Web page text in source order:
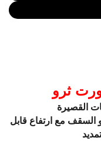
ثرو
القصيرة
مع ارتفاع قابل